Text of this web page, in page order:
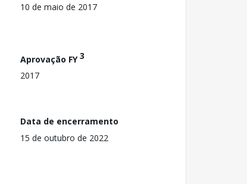
10 de maio de 2017
Aprovação FY3
2017
Data de encerramento
15 de outubro de 2022